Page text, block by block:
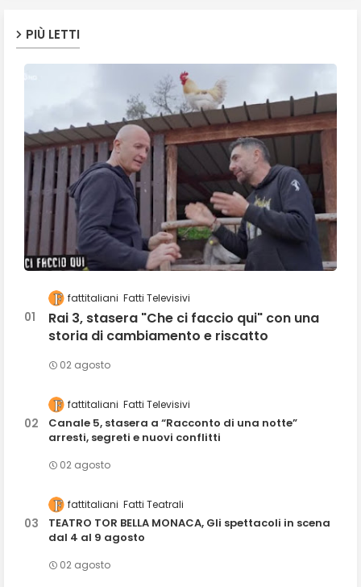
PIÙ LETTI
fattitaliani Fatti Televisivi
Rai 3, stasera "Che ci faccio qui" con una
storia di cambiamento e riscatto
02 agosto
fattitaliani Fatti Televisivi
Canale 5, stasera a “Racconto di una notte”
arresti, segreti e nuovi conflitti
02 agosto
fattitaliani Fatti Teatrali
TEATRO TOR BELLA MONACA, Gli spettacoli in scena
dal 4 al 9 agosto
02 agosto